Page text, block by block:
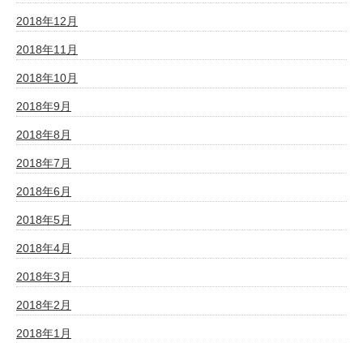
2018年12月
2018年11月
2018年10月
2018年9月
2018年8月
2018年7月
2018年6月
2018年5月
2018年4月
2018年3月
2018年2月
2018年1月